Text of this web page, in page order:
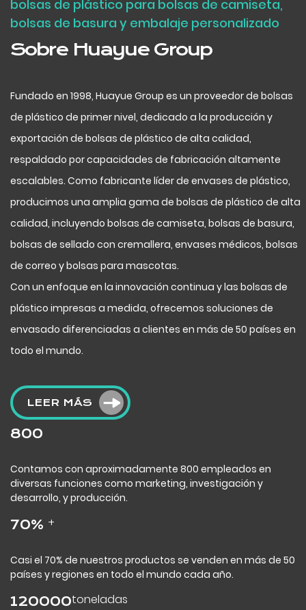
bolsas de plástico para bolsas de camiseta,
bolsas de basura y embalaje personalizado
Sobre Huayue Group
Fundado en 1998, Huayue Group es un proveedor de bolsas
de plástico de primer nivel, dedicado a la producción y
exportación de bolsas de plástico de alta calidad,
respaldado por capacidades de fabricación altamente
escalables. Como fabricante líder de envases de plástico,
producimos una amplia gama de bolsas de plástico de alta
calidad, incluyendo bolsas de camiseta, bolsas de basura,
bolsas de sellado con cremallera, envases médicos, bolsas
de correo y bolsas para mascotas.
Con un enfoque en la innovación continua y las bolsas de
plástico impresas a medida, ofrecemos soluciones de
envasado diferenciadas a clientes en más de 50 países en
todo el mundo.
LEER MÁS
800
Contamos con aproximadamente 800 empleados en
diversas funciones como marketing, investigación y
desarrollo, y producción.
70% +
Casi el 70% de nuestros productos se venden en más de 50
países y regiones en todo el mundo cada año.
120000toneladas